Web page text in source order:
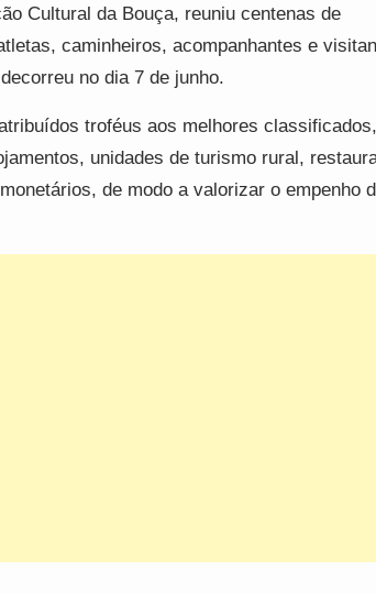
Cultural da Bouça, reuniu centenas de
caminheiros, acompanhantes e
no dia 7 de junho.
troféus aos melhores
unidades de turismo rural,
de modo a valorizar o empenho